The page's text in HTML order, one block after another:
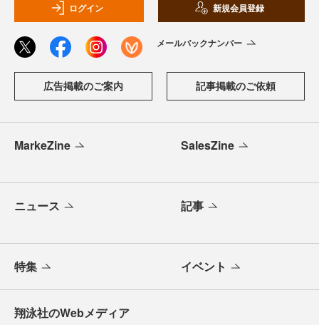
ログイン 新規会員登録
メールバックナンバー
広告掲載のご案内 記事掲載のご依頼
MarkeZine SalesZine
ニュース 記事
特集 イベント
翔泳社のWebメディア